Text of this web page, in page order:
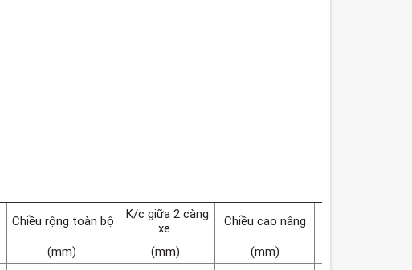
Chiều rộng toàn bộ
K/c giữa 2 càng
xe
Chiều cao nâng
(mm) (mm) (mm)